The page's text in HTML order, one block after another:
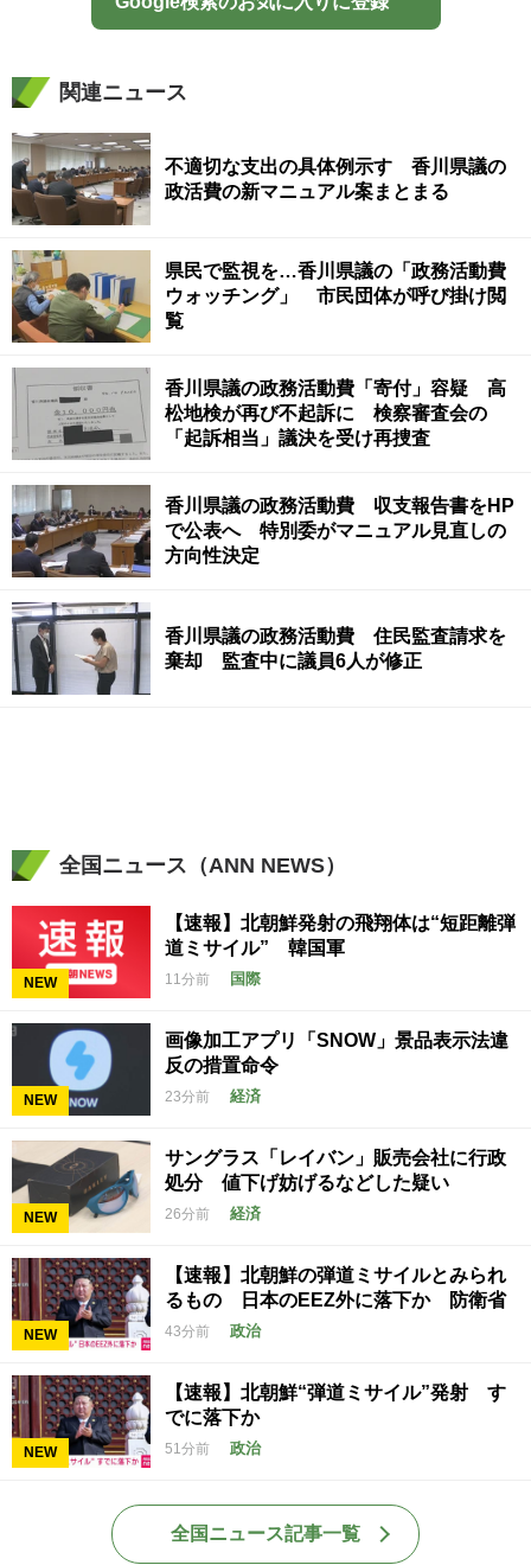
関連ニュース
不適切な支出の具体例示す 香川県議の
政活費の新マニュアル案まとまる
県民で監視を…香川県議の「政務活動費
ウォッチング」 市民団体が呼び掛け閲
覧
香川県議の政務活動費「寄付」容疑 高
松地検が再び不起訴に 検察審査会の
「起訴相当」議決を受け再捜査
香川県議の政務活動費 収支報告書をHP
で公表へ 特別委がマニュアル見直しの
方向性決定
香川県議の政務活動費 住民監査請求を
棄却 監査中に議員6人が修正
全国ニュース（ANN NEWS）
NEW
【速報】北朝鮮発射の飛翔体は“短距離弾
道ミサイル” 韓国軍
11分前 国際
NEW
画像加工アプリ「SNOW」景品表示法違
反の措置命令
23分前 経済
NEW
サングラス「レイバン」販売会社に行政
処分 値下げ妨げるなどした疑い
26分前 経済
NEW
【速報】北朝鮮の弾道ミサイルとみられ
るもの 日本のEEZ外に落下か 防衛省
43分前 政治
NEW
【速報】北朝鮮“弾道ミサイル”発射 す
でに落下か
51分前 政治
全国ニュース記事一覧